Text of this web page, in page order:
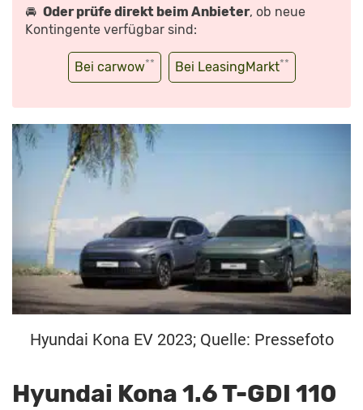
🚘 Oder prüfe direkt beim Anbieter, ob neue
Kontingente verfügbar sind:
Bei carwow** Bei LeasingMarkt**
Hyundai Kona EV 2023; Quelle: Pressefoto
Hyundai Kona 1.6 T-GDI 110